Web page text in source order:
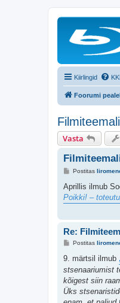
Kiirlingid
Foorumi
Vasta
P
s
i
s
Postitas
Aprillis ilmub
Poikki! –
Re:
P
s
i
t
u
s
Postitas
9. märtsil ilmub
stsenaariumist
kõigest siin
Üks